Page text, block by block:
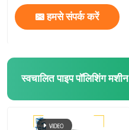
हमसे संपर्क करें
स्वचालित पाइप पॉलिशिंग मशीन